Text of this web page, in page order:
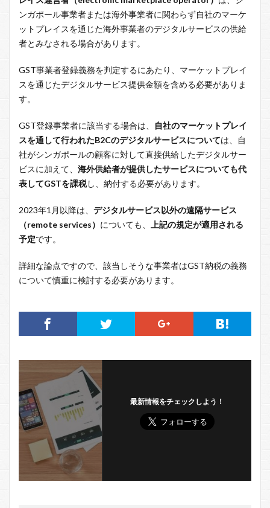
ンガポール事業者または海外事業者に関わらず自社のマーケ
ットプレイスを通じた海外事業者のデジタルサービスの供給
者とみなされる場合があります。
GST事業者登録義務を判定するにあたり、マーケットプレイ
スを通じたデジタルサービス提供金額を含める必要がありま
す。
GST登録事業者に該当する場合は、
自社のマーケットプレイ
スを通して行われたB2Cのデジタルサービスについては、自
社がシンガポールの顧客に対して直接供給したデジタルサー
ビスに加えて、 海外供給者が提供したサービスについても代
表してGSTを課税し、納付する必要があります。
2023年1月以降は、 デジタルサービス以外の遠隔サービス
（remote services） についても、
上記の規定が適用される
予定です。
詳細な論点ですので、該当しそうな事業者はGST納税の義務
について慎重に検討する必要があります。
最新情報をチェックしよう！